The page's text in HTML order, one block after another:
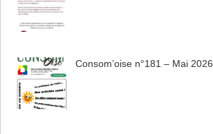
Consom’oise n°181 – Mai 2026